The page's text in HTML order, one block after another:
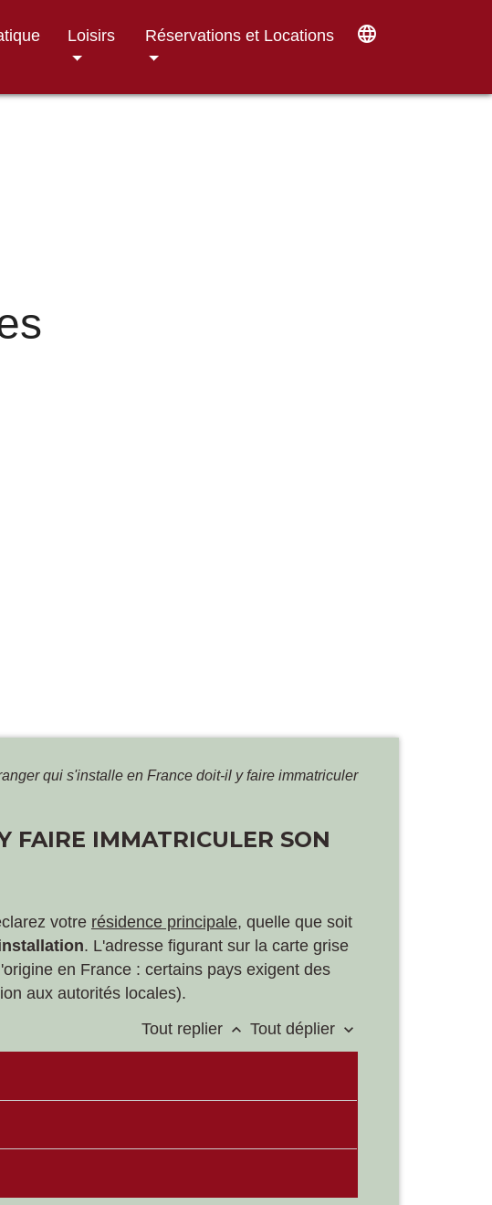
Loisirs Réservations et Locations language
qui s'installe en France doit-il y faire immatriculer
FAIRE IMMATRICULER SON
votre résidence principale, quelle que soit
. L'adresse figurant sur la carte grise
en France : certains pays exigent des
aux autorités locales).
Tout replier keyboard_arrow_up Tout déplier keyboard_arrow_down